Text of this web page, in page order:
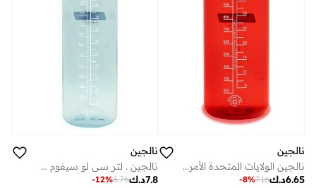
نالجين
نالجين الولايات المتحدة الأمريكية 1 لتر فم واسع أحمر مستدام
د.ك6.65
7.16
-8%
نالجين
نالجين . لتر سي لو سيفوم سستاين
د.ك7.8
8.76
-12%